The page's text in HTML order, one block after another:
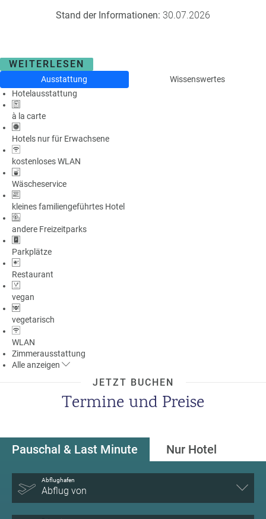
Stand der Informationen: 30.07.2026
WEITERLESEN
Ausstattung
Wissenswertes
Hotelausstattung
à la carte
Hotels nur für Erwachsene
kostenloses WLAN
Wäscheservice
kleines familiengeführtes Hotel
andere Freizeitparks
Parkplätze
Restaurant
vegan
vegetarisch
WLAN
Zimmerausstattung
Alleanzeigen
JETZT BUCHEN
Termine und Preise
Pauschal & Last Minute Nur Hotel
Abflughafen
Abflug von